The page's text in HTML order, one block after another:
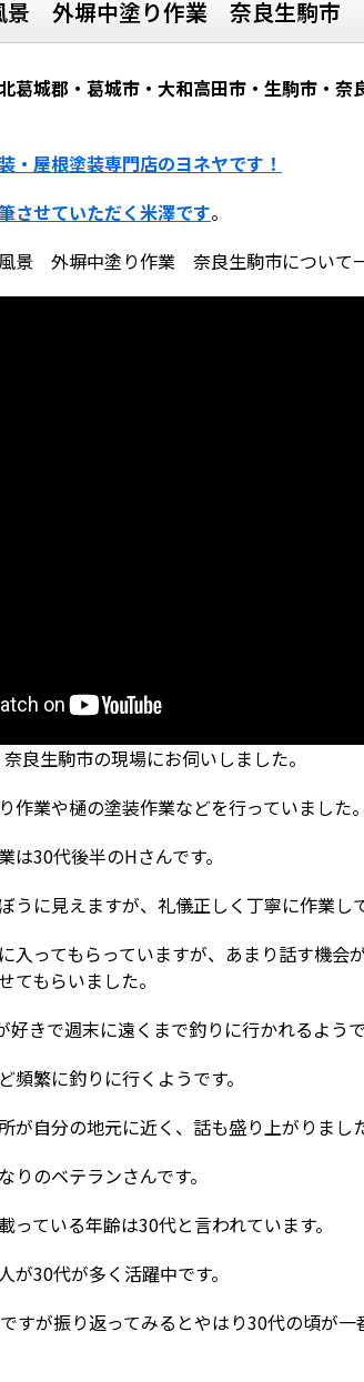
景 外塀中塗り作業 奈良生駒市
葛城郡・葛城市・大和高田市・生駒市・奈
・屋根塗装専門店のヨネヤです！
させていただく米澤です。
景 外塀中塗り作業 奈良生駒市について
良生駒市の現場にお伺いしました。
作業や樋の塗装作業などを行っていました
は30代後半のHさんです。
うに見えますが、礼儀正しく丁寧に作業し
入ってもらっていますが、あまり話す機会
てもらいました。
好きで週末に遠くまで釣りに行かれるよう
頻繁に釣りに行くようです。
が自分の地元に近く、話も盛り上がりまし
りのベテランさんです。
っている年齢は30代と言われています。
が30代が多く活躍中です。
すが振り返ってみるとやはり30代の頃が